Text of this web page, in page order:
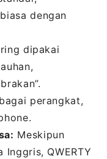
dengan
dipakai
perangkat,
Meskipun
QWERTY